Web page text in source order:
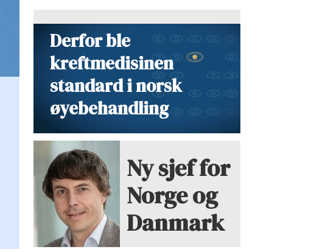
Derfor ble
kreftmedisinen
standard i norsk
øyebehandling
Ny sjef for
Norge og
Danmark